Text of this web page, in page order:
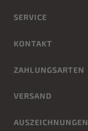
SERVICE
KONTAKT
ZAHLUNGSARTEN
VERSAND
AUSZEICHNUNGEN